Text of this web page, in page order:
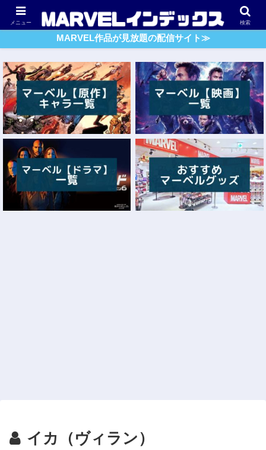
アベンジャーズ スパイダーマン ガーディアンズ・O・G
MARVEL作品が見放題の配信サイト≫
イカ（ヴィラン）
メニュー 検索